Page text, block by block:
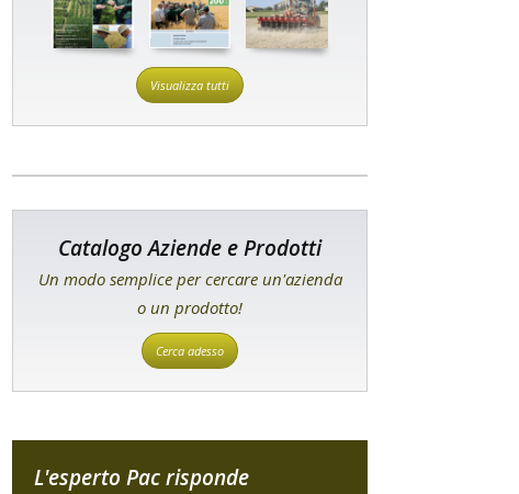
Visualizza tutti
Catalogo Aziende e Prodotti
Un modo semplice per cercare un'azienda
o un prodotto!
Cerca adesso
L'esperto Pac risponde